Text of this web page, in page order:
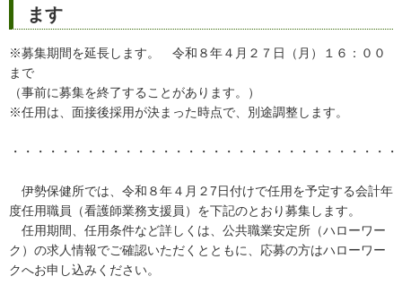
ます
※募集期間を延長します。 令和８年４月２７日（月）１６：００
まで
（事前に募集を終了することがあります。）
※任用は、面接後採用が決まった時点で、別途調整します。
・・・・・・・・・・・・・・・・・・・・・・・・・・・・・・
伊勢保健所では、令和８年４月２7日付けで任用を予定する会計年
度任用職員（看護師業務支援員）を下記のとおり募集します。
任用期間、任用条件など詳しくは、公共職業安定所（ハローワー
ク）の求人情報でご確認いただくとともに、応募の方はハローワー
クへお申し込みください。